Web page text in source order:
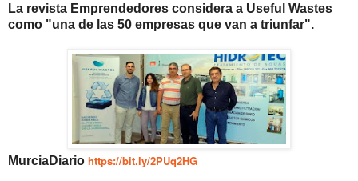
La revista Emprendedores considera a Useful Wastes
como "una de las 50 empresas que van a triunfar".
MurciaDiario https://bit.ly/2PUq2HG